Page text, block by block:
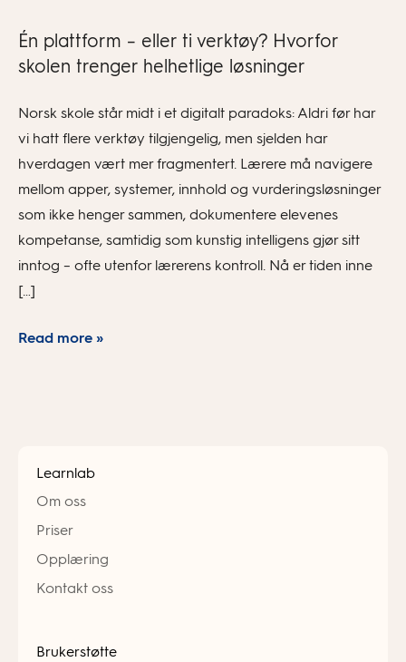
Én plattform – eller ti verktøy? Hvorfor
skolen trenger helhetlige løsninger
Norsk skole står midt i et digitalt paradoks: Aldri før har
vi hatt flere verktøy tilgjengelig, men sjelden har
hverdagen vært mer fragmentert. Lærere må navigere
mellom apper, systemer, innhold og vurderingsløsninger
som ikke henger sammen, dokumentere elevenes
kompetanse, samtidig som kunstig intelligens gjør sitt
inntog – ofte utenfor lærerens kontroll. Nå er tiden inne
[…]
Read more »
Learnlab
Om oss
Priser
Opplæring
Kontakt oss
Brukerstøtte